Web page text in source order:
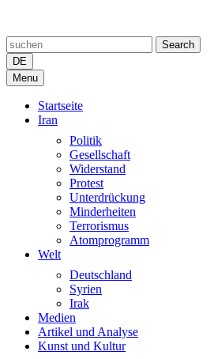
Search
DE
Menu
Startseite
Iran
Politik
Gesellschaft
Widerstand
Protest
Unterdrückung
Minderheiten
Terrorismus
Atomprogramm
Welt
Deutschland
Syrien
Irak
Medien
Artikel und Analyse
Kunst und Kultur